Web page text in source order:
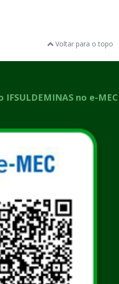
Voltar para o topo
no e-MEC